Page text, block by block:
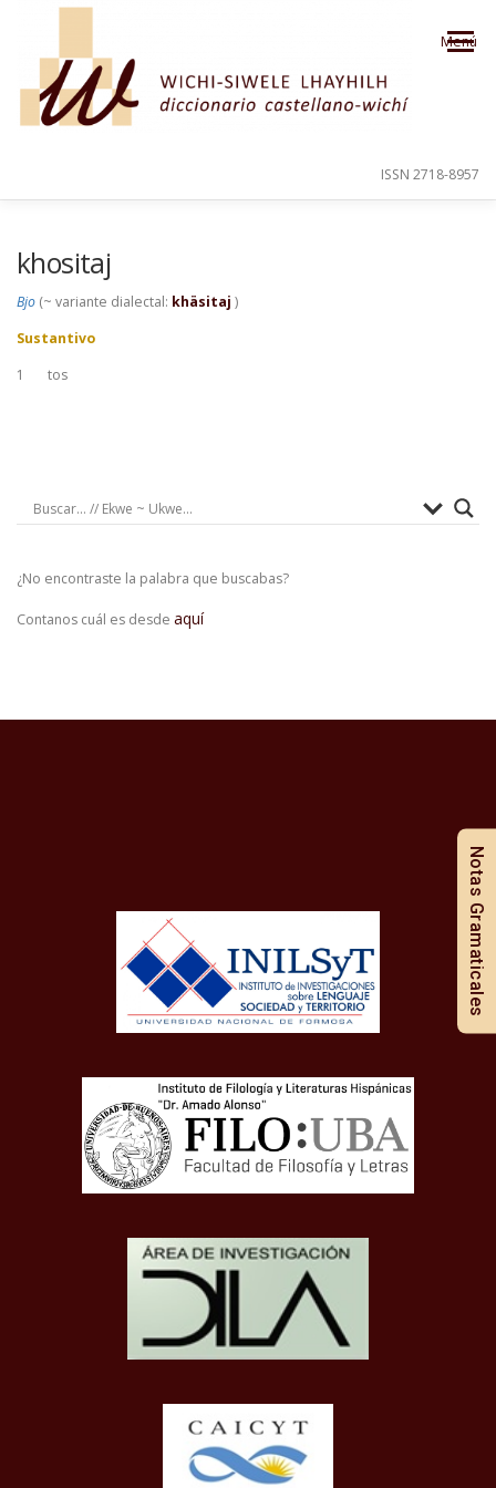
Saltar al contenido
Menú
ISSN 2718-8957
khositaj
Bjo (~ variante dialectal: khäsitaj )
Sustantivo
1
tos
¿No encontraste la palabra que buscabas?
Contanos cuál es desde aquí
Notas Gramaticales